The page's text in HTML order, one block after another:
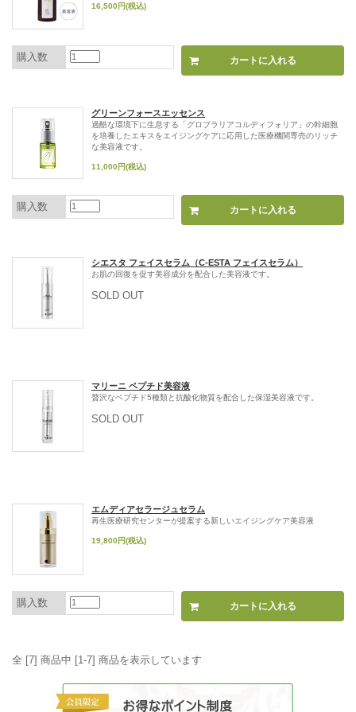
16,500円(税込)
購入数
グリーンフォースエッセンス
過酷な環境下に生息する「グロブラリアコルディフォリア」の幹細胞
を培養したエキスをエイジングケアに応用した医療機関専売のリッチ
な美容液です。
11,000円(税込)
購入数
シエスタ フェイスセラム（C-ESTA フェイスセラム）
お肌の回復を促す美容成分を配合した美容液です。
SOLD OUT
マリーニ ペプチド美容液
贅沢なペプチド5種類と抗酸化物質を配合した保湿美容液です。
SOLD OUT
エムディアセラージュセラム
再生医療研究センターが提案する新しいエイジングケア美容液
19,800円(税込)
購入数
全 [7] 商品中 [1-7] 商品を表示しています